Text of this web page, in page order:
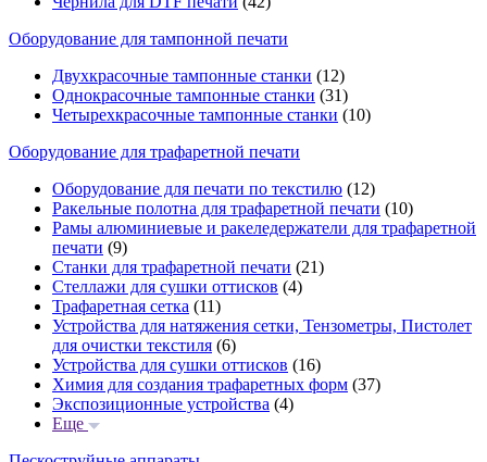
Оборудование для тампонной печати
Двухкрасочные тампонные станки (12)
Однокрасочные тампонные станки (31)
Четырехкрасочные тампонные станки (10)
Оборудование для трафаретной печати
Оборудование для печати по текстилю (12)
Ракельные полотна для трафаретной печати (10)
Рамы алюминиевые и ракеледержатели для трафаретной
печати (9)
Станки для трафаретной печати (21)
Стеллажи для сушки оттисков (4)
Трафаретная сетка (11)
Устройства для натяжения сетки, Тензометры, Пистолет
для очистки текстиля (6)
Устройства для сушки оттисков (16)
Химия для создания трафаретных форм (37)
Экспозиционные устройства (4)
Еще